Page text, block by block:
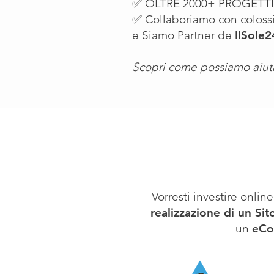
✅ OLTRE 2000+
✅ Collaboriamo con
e Siamo Partner de
Scopri come possiamo
Vorresti investire
realizzazione di un
un